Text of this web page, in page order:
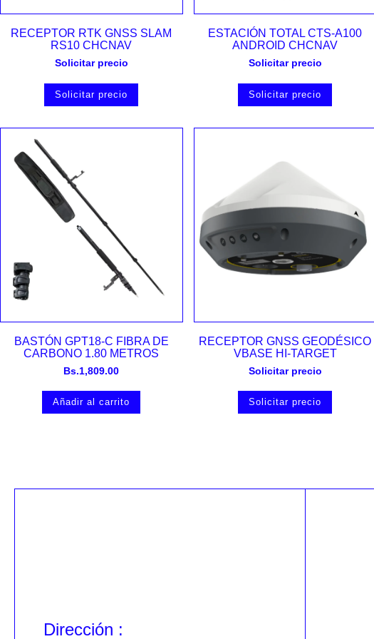
Vista rápida
RECEPTOR RTK GNSS SLAM
RS10 CHCNAV
Solicitar precio
Solicitar precio
Vista rápida
ESTACIÓN TOTAL CTS-A100
ANDROID CHCNAV
Solicitar precio
Solicitar precio
Vista rápida
BASTÓN GPT18-C FIBRA DE
CARBONO 1.80 METROS
Bs.1,809.00
Añadir al carrito
Vista rápida
RECEPTOR GNSS GEODÉSICO
VBASE HI-TARGET
Solicitar precio
Solicitar precio
Dirección :